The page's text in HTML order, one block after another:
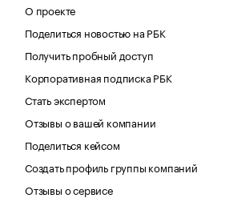
О проекте
Поделиться новостью на РБК
Получить пробный доступ
Корпоративная подписка РБК
Стать экспертом
Отзывы о вашей компании
Поделиться кейсом
Создать профиль группы компаний
Отзывы о сервисе